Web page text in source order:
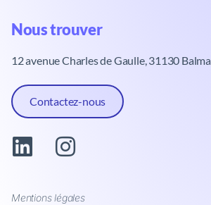
Nous trouver​
12 avenue Charles de Gaulle, 31130 Balma
Contactez-nous
Mentions légales